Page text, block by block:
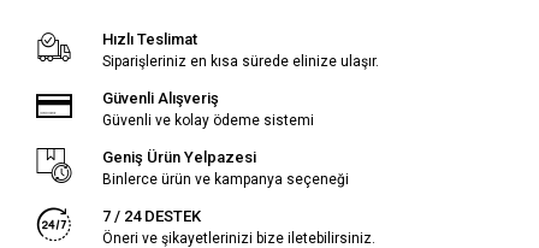
Hızlı Teslimat
Siparişleriniz en kısa sürede elinize ulaşır.
Güvenli Alışveriş
Güvenli ve kolay ödeme sistemi
Geniş Ürün Yelpazesi
Binlerce ürün ve kampanya seçeneği
7 / 24 DESTEK
Öneri ve şikayetlerinizi bize iletebilirsiniz.